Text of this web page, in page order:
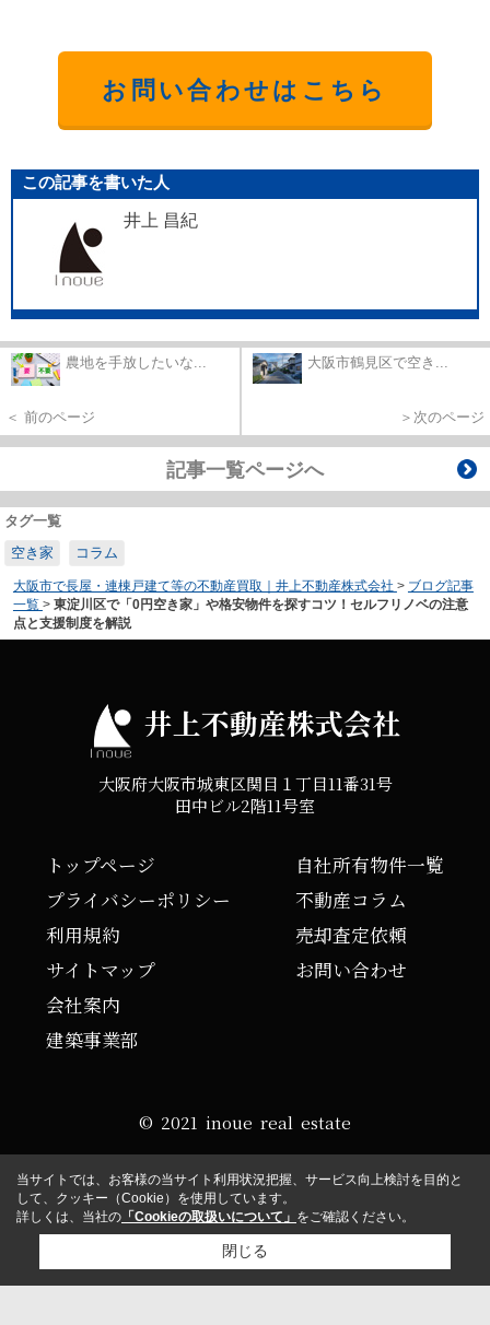
お問い合わせはこちら
この記事を書いた人
井上 昌紀
農地を手放したいな...
＜ 前のページ
大阪市鶴見区で空き...
＞次のページ
記事一覧ページへ
タグ一覧
空き家
コラム
大阪市で長屋・連棟戸建て等の不動産買取｜井上不動産株式会社 > ブログ記事
一覧 > 東淀川区で「0円空き家」や格安物件を探すコツ！セルフリノベの注意
点と支援制度を解説
井上不動産株式会社
大阪府大阪市城東区関目１丁目11番31号
田中ビル2階11号室
トップページ
プライバシーポリシー
利用規約
サイトマップ
会社案内
建築事業部
自社所有物件一覧
不動産コラム
売却査定依頼
お問い合わせ
© 2021 inoue real estate
当サイトでは、お客様の当サイト利用状況把握、サービス向上検討を目的と
して、クッキー（Cookie）を使用しています。
詳しくは、当社の 「Cookieの取扱いについて」 をご確認ください。
閉じる